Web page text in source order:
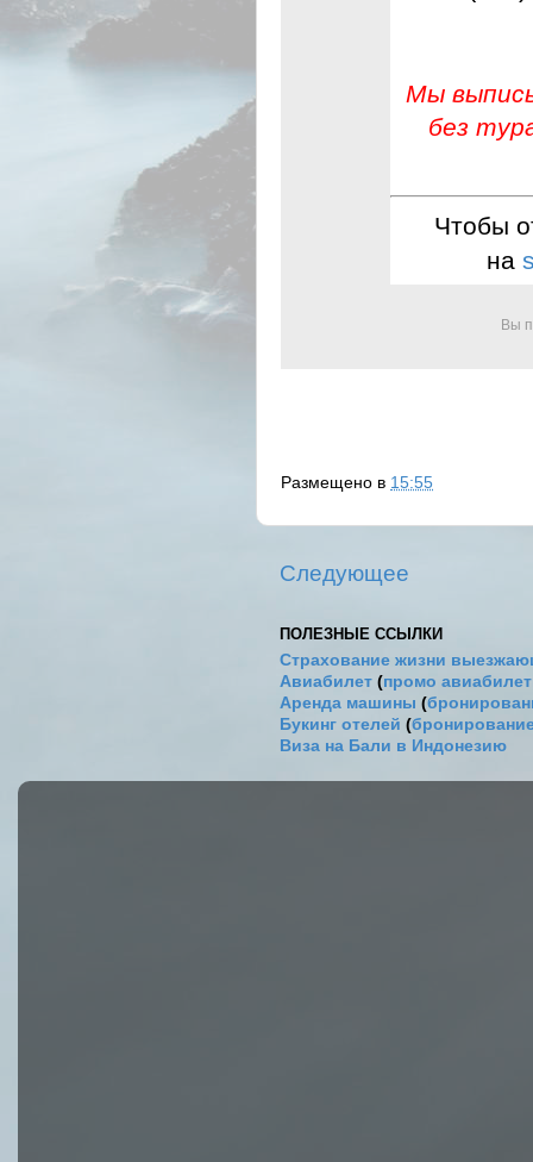
Мы
без
Чтобы
на
Вы
Размещено в 15:55
Следующее
ПОЛЕЗНЫЕ ССЫЛКИ
Страхование жизни
Авиабилет (промо
Аренда машины (
Букинг отелей (
Виза на Бали в Индонезию